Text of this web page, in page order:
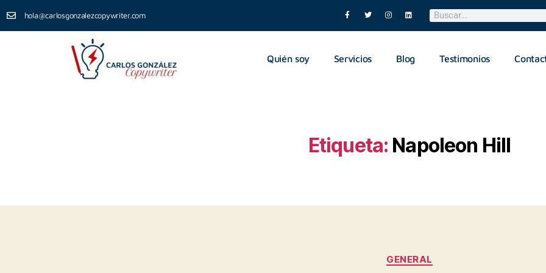
hola@carlosgonzalezcopywriter.com
Quién soy Servicios Blog Testimonios
Etiqueta: Napoleon Hill
GENERAL